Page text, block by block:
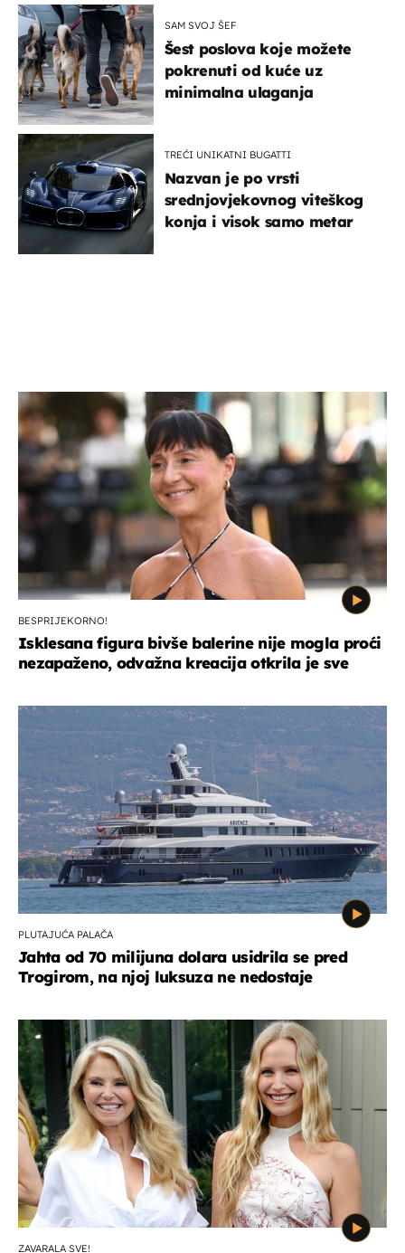
SAM SVOJ ŠEF
Šest poslova koje možete
pokrenuti od kuće uz
minimalna ulaganja
TREĆI UNIKATNI BUGATTI
Nazvan je po vrsti
srednjovjekovnog viteškog
konja i visok samo metar
BESPRIJEKORNO!
Isklesana figura bivše balerine nije mogla proći
nezapaženo, odvažna kreacija otkrila je sve
PLUTAJUĆA PALAČA
Jahta od 70 milijuna dolara usidrila se pred
Trogirom, na njoj luksuza ne nedostaje
ZAVARALA SVE!